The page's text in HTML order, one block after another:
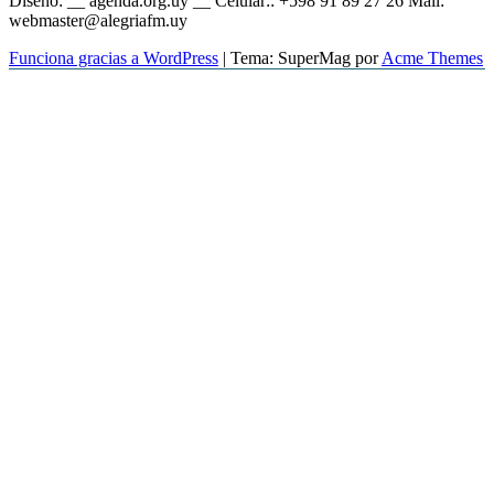
webmaster@alegriafm.uy
Funciona gracias a WordPress | Tema: SuperMag porAcme Themes